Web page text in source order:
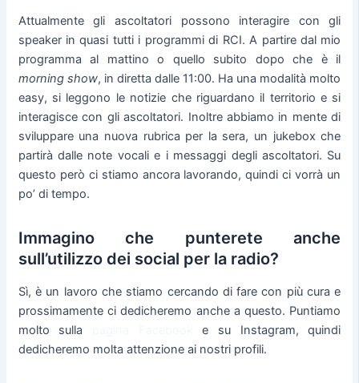
Attualmente gli ascoltatori possono interagire con gli
speaker in quasi tutti i programmi di RCI. A partire dal mio
programma al mattino o quello subito dopo che è il
morning show, in diretta dalle 11:00. Ha una modalità molto
easy, si leggono le notizie che riguardano il territorio e si
interagisce con gli ascoltatori. Inoltre abbiamo in mente di
sviluppare una nuova rubrica per la sera, un jukebox che
partirà dalle note vocali e i messaggi degli ascoltatori. Su
questo però ci stiamo ancora lavorando, quindi ci vorrà un
po’ di tempo.
Immagino che punterete anche
sull’utilizzo dei social per la radio?
Sì, è un lavoro che stiamo cercando di fare con più cura e
prossimamente ci dedicheremo anche a questo. Puntiamo
molto sulla
e su Instagram, quindi
dedicheremo molta attenzione ai nostri profili.